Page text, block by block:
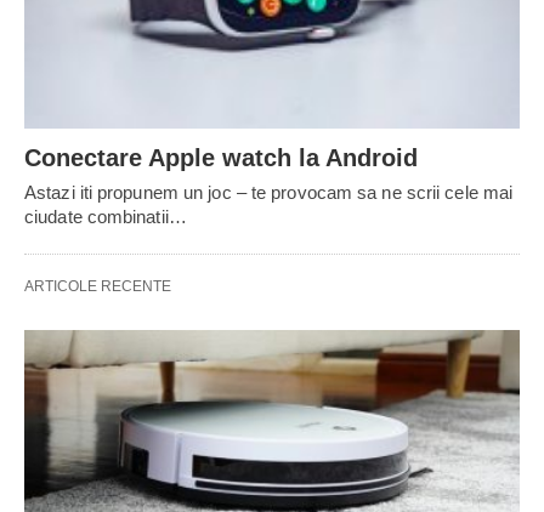
Conectare Apple watch la Android
Astazi iti propunem un joc – te provocam sa ne scrii cele mai
ciudate combinatii…
ARTICOLE RECENTE